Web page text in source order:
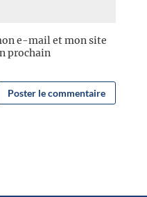
e-mail et mon site
prochain